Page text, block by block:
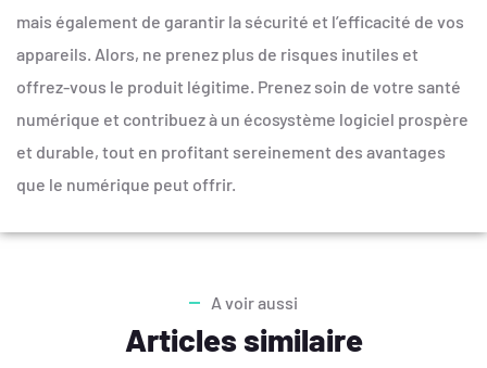
mais également de garantir la sécurité et l’efficacité de vos
appareils. Alors, ne prenez plus de risques inutiles et
offrez-vous le produit légitime. Prenez soin de votre santé
numérique et contribuez à un écosystème logiciel prospère
et durable, tout en profitant sereinement des avantages
que le numérique peut offrir.
A voir aussi
Articles similaire